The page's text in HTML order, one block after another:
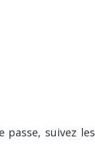
suivez les